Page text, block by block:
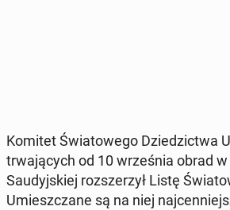
Komitet Świa­to­we­go Dzie­dzic­twa
trwa­ją­cych od 10 wrze­śnia obrad
Sau­dyj­skiej roz­sze­rzył Listę
Umiesz­cza­ne są na niej